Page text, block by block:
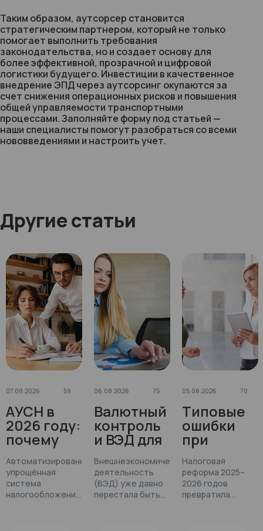
Таким образом, аутсорсер становится
стратегическим партнером, который не только
помогает выполнить требования
законодательства, но и создает основу для
более эффективной, прозрачной и цифровой
логистики будущего. Инвестиции в качественное
внедрение ЭПД через аутсорсинг окупаются за
счет снижения операционных рисков и повышения
общей управляемости транспортными
процессами. Заполняйте форму под статьей —
наши специалисты помогут разобраться со всеми
нововведениями и настроить учет.
Другие статьи
07.08.2026 59
АУСН в
2026 году:
почему
бизнес
выбирает
автоматиз
ацию и
Автоматизированная
упрощённая
система
налогообложения
06.08.2026 75
Валютный
контроль
и ВЭД для
малого
бизнеса:
как не
получить
Внешнеэкономическая
деятельность
(ВЭД) уже давно
перестала быть
05.08.2026 70
Типовые
ошибки
при
работе с
АУСН,
УСН, ПСН:
как не
Налоговая
реформа 2025–
2026 годов
превратила